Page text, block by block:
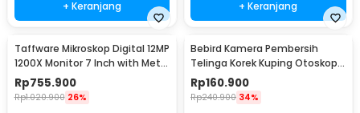
+ Keranjang + Keranjang
Taffware Mikroskop Digital 12MP
1200X Monitor 7 Inch with Metal
Stand - G1200
Rp755.900
Rp1.020.900 26%
Bebird Kamera Pembersih
Telinga Korek Kuping Otoskop
Endoscope WiFi - R1
Rp160.900
Rp240.900 34%